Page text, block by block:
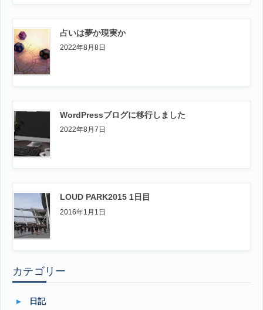
占いは夢か現実か
2022年8月8日
WordPressブログに移行しました
2022年8月7日
LOUD PARK2015 1日目
2016年1月1日
カテゴリー
日記